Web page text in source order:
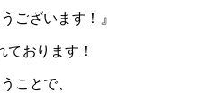
ございます！』
ております！
ことで、